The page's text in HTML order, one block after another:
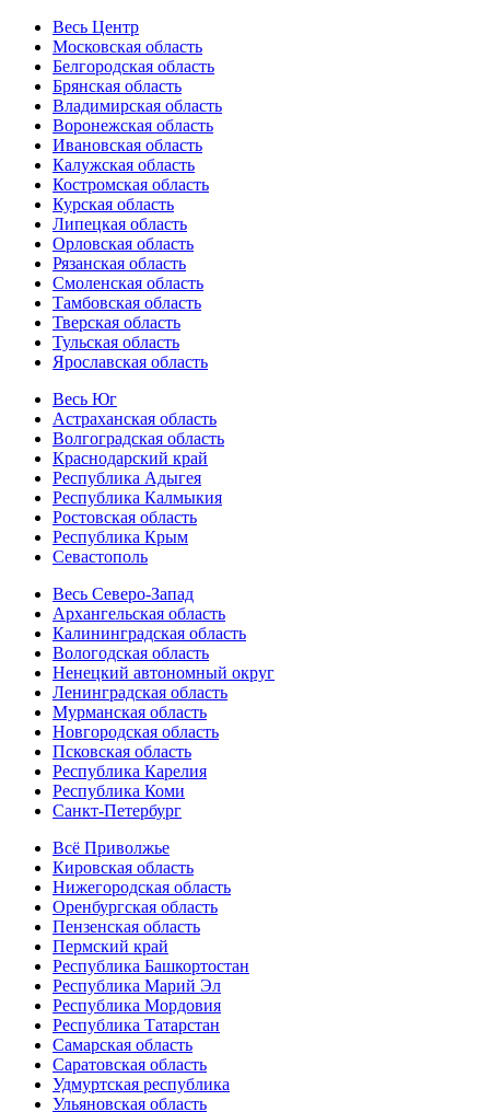
Весь Центр
Московская область
Белгородская область
Брянская область
Владимирская область
Воронежская область
Ивановская область
Калужская область
Костромская область
Курская область
Липецкая область
Орловская область
Рязанская область
Смоленская область
Тамбовская область
Тверская область
Тульская область
Ярославская область
Весь Юг
Астраханская область
Волгоградская область
Краснодарский край
Республика Адыгея
Республика Калмыкия
Ростовская область
Республика Крым
Севастополь
Весь Северо-Запад
Архангельская область
Калининградская область
Вологодская область
Ненецкий автономный округ
Ленинградская область
Мурманская область
Новгородская область
Псковская область
Республика Карелия
Республика Коми
Санкт-Петербург
Всё Приволжье
Кировская область
Нижегородская область
Оренбургская область
Пензенская область
Пермский край
Республика Башкортостан
Республика Марий Эл
Республика Мордовия
Республика Татарстан
Самарская область
Саратовская область
Удмуртская республика
Ульяновская область